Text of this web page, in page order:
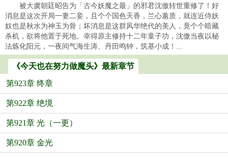
被大虞朝廷昭告为「古今妖魔之最」的邪君沈傲转世重修了！好
消息是这次开局一妻二妾，且个个国色天香，兰心蕙质，就连近侍妖
奴也是秋水为神玉为骨；坏消息是这群风华绝代的美人，竟个个暗藏
杀机，欲将他置于死地。幸得原主修持十二年童子功，沈傲当夜以秘
法炼化阳元，一夜间气海生涛、丹田鸣钟，筑基小成！...
《今天也在努力做魔头》最新章节
第923章 终章
第922章 绝境
第921章 光（一更）
第920章 金光